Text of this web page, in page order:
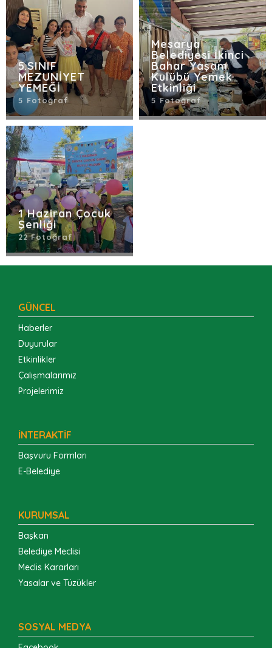
5.SINIF
MEZUNİYET
YEMEĞİ
5 Fotoğraf
Mesarya
Belediyesi İkinci
Bahar Yaşam
Kulübü Yemek
Etkinliği
5 Fotoğraf
1 Haziran Çocuk
Şenliği
22 Fotoğraf
GÜNCEL
Haberler
Duyurular
Etkinlikler
Çalışmalarımız
Projelerimiz
İNTERAKTİF
Başvuru Formları
E-Belediye
KURUMSAL
Başkan
Belediye Meclisi
Meclis Kararları
Yasalar ve Tüzükler
SOSYAL MEDYA